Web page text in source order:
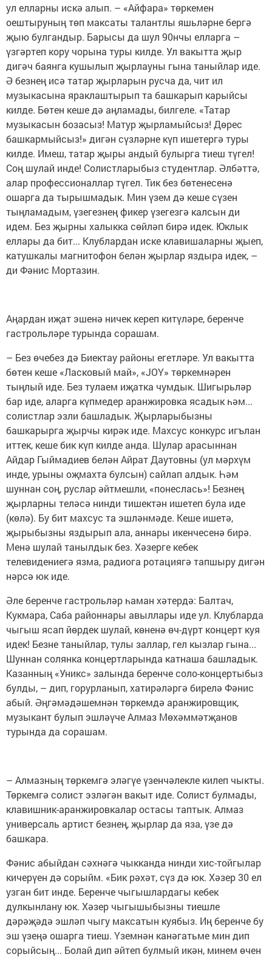
ул елларны искә алып. – «Айфара» төркемен
оештыруның төп максаты талантлы яшьләрне бергә
җыю булгандыр. Барысы да шул 90нчы елларга –
үзгәртеп кору чорына туры килде. Ул вакытта җыр
дигәч баянга кушылып җырлауны гына таныйлар иде.
Ә безнең исә татар җырларын русча да, чит ил
музыкасына яраклаштырып та башкарып карыйсы
килде. Бөтен кеше дә аңламады, билгеле. «Татар
музыкасын бозасыз! Матур җырламыйсыз! Дөрес
башкармыйсыз!» дигән сүзләрне күп ишетергә туры
килде. Имеш, татар җыры андый булырга тиеш түгел!
Соң шулай инде! Солистларыбыз студентлар. Әлбәттә,
алар профессионаллар түгел. Тик без бөтенесенә
ошарга да тырышмадык. Мин үзем дә кеше сүзен
тыңламадым, үзегезнең фикер үзегезгә калсын ди
идем. Без җырны халыкка сөйләп бирә идек. Юклык
еллары да бит... Клублардан иске клавишаларны җыеп,
катушкалы магнитофон белән җырлар яздыра идек, –
ди Фәнис Мортазин.
Аңардан иҗат эшенә ничек кереп китүләре, беренче
гастрольләре турында сорашам.
– Без өчебез дә Биектау районы егетләре. Ул вакытта
бөтен кеше «Ласковый май», «JOY» төркемнәрен
тыңлый иде. Без тулаем иҗатка чумдык. Шигырьләр
бар иде, аларга күпмедер аранжировка ясадык һәм...
солистлар эзли башладык. Җырларыбызны
башкарырга җырчы кирәк иде. Махсус конкурс игълан
иттек, кеше бик күп килде анда. Шулар арасыннан
Айдар Гыймадиев белән Айрат Даутовны (ул мәрхүм
инде, урыны оҗмахта булсын) сайлап алдык. Һәм
шуннан соң, руслар әйтмешли, «понеслась»! Безнең
җырларны теләсә нинди тишектән ишетеп була иде
(көлә). Бу бит махсус та эшләнмәде. Кеше ишетә,
җырыбызны яздырып ала, аннары икенчесенә бирә.
Менә шулай танылдык без. Хәзерге кебек
телевидениегә язма, радиога ротациягә тапшыру дигән
нәрсә юк иде.
Әле беренче гастрольләр һаман хәтердә: Балтач,
Кукмара, Саба районнары авыллары иде ул. Клубларда
чыгыш ясап йөрдек шулай, көненә өч-дүрт концерт куя
идек! Безне таныйлар, тулы заллар, гел кызлар гына...
Шуннан солянка концертларында катнаша башладык.
Казанның «Уникс» залында беренче соло-концертыбыз
булды, – дип, горурланып, хатирәләргә бирелә Фәнис
абый. Әңгәмәдәшемнән төркемдә аранжировщик,
музыкант булып эшләүче Алмаз Мөхәммәтҗанов
турында да сорашам.
– Алмазның төркемгә эләгүе үзенчәлекле килеп чыкты.
Төркемгә солист эзләгән вакыт иде. Солист булмады,
клавишник-аранжировкалар остасы таптык. Алмаз
универсаль артист безнең, җырлар да яза, үзе дә
башкара.
Фәнис абыйдан сәхнәгә чыкканда нинди хис-тойгылар
кичерүен дә сорыйм. «Бик рәхәт, сүз дә юк. Хәзер 30 ел
узган бит инде. Беренче чыгышлардагы кебек
дулкынлану юк. Хәзер чыгышыбызны тиешле
дәрәҗәдә эшләп чыгу максатын куябыз. Иң беренче бу
эш үзеңә ошарга тиеш. Үземнән канәгатьме мин дип
сорыйсың... Болай дип әйтеп булмый икән, минем өчен